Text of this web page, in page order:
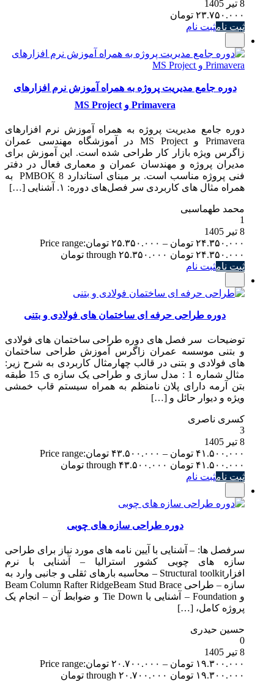
8 تیر 1405
۲۳.۷۵۰.۰۰۰ تومان
ثبت نامثبت نام
دوره جامع مدیریت پروژه به همراه آموزش نرم افزارهای
Primavera و MS Project
دوره جامع مدیریت پروژه به همراه آموزش نرم افزارهای
Primavera و MS Project در آموزشگاه مهندسی عمران
زاگرس ویژه بازار کار طراحی شده است. این آموزش برای
مدیران پروژه و مهندسان عمران و معماری فعال در دفتر
فنی پروژه مناسب است. بر مبنای استاندارد PMBOK 8 به
همراه مثال های کاربردی سر فصل‌های دوره: ۱. آشنایی […]
محمد طهماسبی
1
8 تیر 1405
۲۴.۳۵۰.۰۰۰ تومان – ۲۵.۳۵۰.۰۰۰ تومانPrice range:
۲۴.۳۵۰.۰۰۰ تومان through ۲۵.۳۵۰.۰۰۰ تومان
ثبت نامثبت نام
دوره طراحی حرفه ای ساختمان های فولادی و بتنی
توضیحات سر فصل های دوره طراحی ساختمان های فولادی
و بتنی موسسه عمران زاگرس آموزش طراحی ساختمان
های فولادی و بتنی در قالب چهارمثال کاربردی به شرح زیر:
مثال شماره 1 : مدل سازی و طراحی یک سازه ی 15 طبقه
بتن آرمه دارای پلان نامنظم به همراه سیستم قاب خمشی
ویژه و دیوار حائل و […]
کسری ناصری
3
8 تیر 1405
۴۱.۵۰۰.۰۰۰ تومان – ۴۳.۵۰۰.۰۰۰ تومانPrice range:
۴۱.۵۰۰.۰۰۰ تومان through ۴۳.۵۰۰.۰۰۰ تومان
ثبت نامثبت نام
دوره طراحی سازه های چوبی
سرفصل ها: – آشنایی با آیین نامه های مورد نیاز برای طراحی
سازه های چوبی کشور استرالیا – آشنایی با نرم
افزارStructural toolkit – محاسبه بارهای ثقلی و جانبی وارد به
سازه – طراحی Beam Column Rafter RidgeBeam Stud Brace
و Foundation – آشنایی با Tie Down و ضوابط آن – انجام یک
پروژه کامل، […]
حسین حیدری
0
8 تیر 1405
۱۹.۳۰۰.۰۰۰ تومان – ۲۰.۷۰۰.۰۰۰ تومانPrice range:
۱۹.۳۰۰.۰۰۰ تومان through ۲۰.۷۰۰.۰۰۰ تومان